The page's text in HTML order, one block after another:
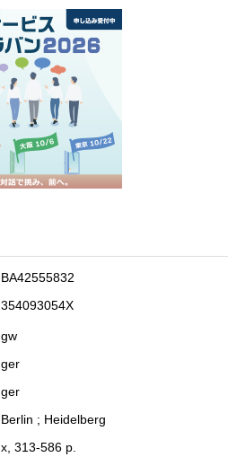
BA42555832
354093054X
gw
ger
ger
Berlin ; Heidelberg
x, 313-586 p.